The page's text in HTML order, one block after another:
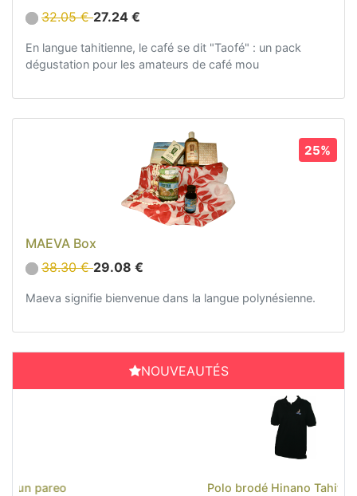
32.05 €27.24 €
En langue tahitienne, le café se dit "Taofé" : un pack
dégustation pour les amateurs de café mou
25%
MAEVA Box
38.30 €29.08 €
Maeva signifie bienvenue dans la langue polynésienne.
NOUVEAUTÉS
Polo brodé Hinano Tahiti - Noir
Previous Next